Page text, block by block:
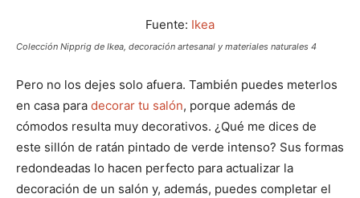
Fuente: Ikea
Colección Nipprig de Ikea, decoración artesanal y materiales naturales 4
Pero no los dejes solo afuera. También puedes meterlos
en casa para decorar tu salón, porque además de
cómodos resulta muy decorativos. ¿Qué me dices de
este sillón de ratán pintado de verde intenso? Sus formas
redondeadas lo hacen perfecto para actualizar la
decoración de un salón y, además, puedes completar el